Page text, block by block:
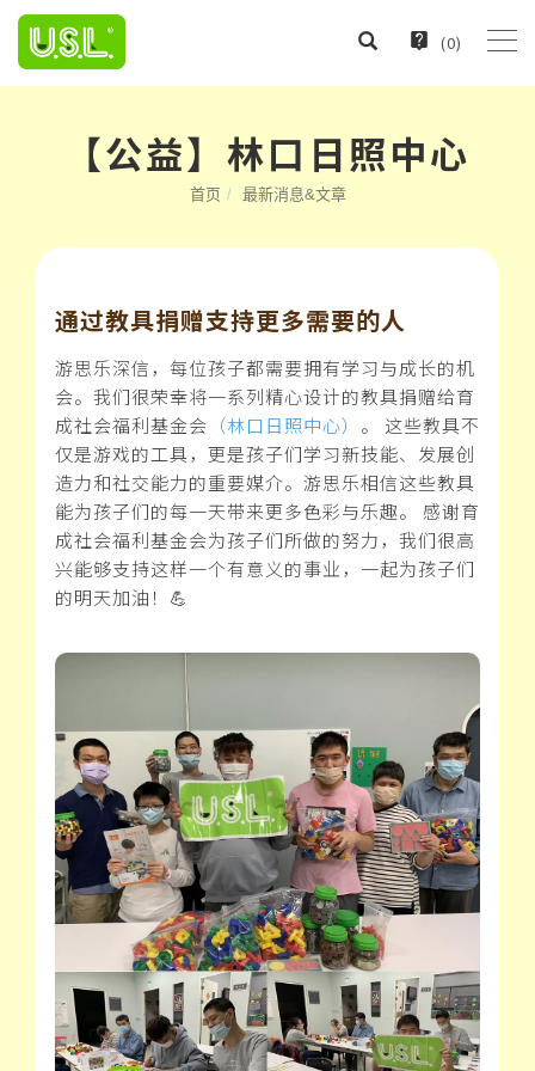
(0)
【公益】林口日照中心
首页 最新消息&文章
通过教具捐赠支持更多需要的人
游思乐深信，每位孩子都需要拥有学习与成长的机
会。我们很荣幸将一系列精心设计的教具捐赠给育
成社会福利基金会 （林口日照中心） 。 这些教具不
仅是游戏的工具，更是孩子们学习新技能、发展创
造力和社交能力的重要媒介。游思乐相信这些教具
能为孩子们的每一天带来更多色彩与乐趣。 感谢育
成社会福利基金会为孩子们所做的努力，我们很高
兴能够支持这样一个有意义的事业，一起为孩子们
的明天加油！💪